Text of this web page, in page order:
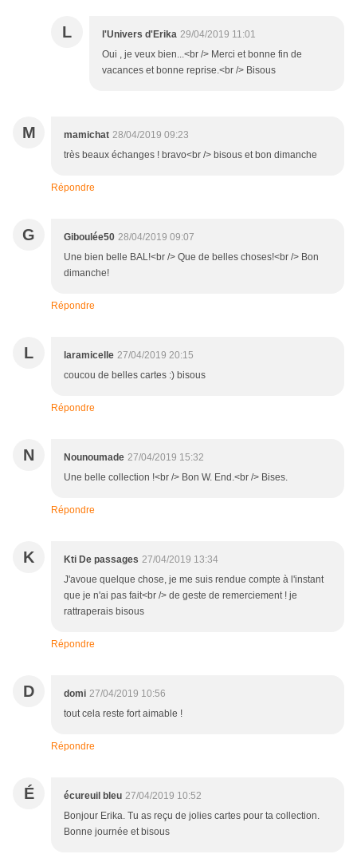
L l'Univers d'Erika 29/04/2019 11:01
Oui , je veux bien...<br /> Merci et bonne fin de
vacances et bonne reprise.<br /> Bisous
M mamichat 28/04/2019 09:23
très beaux échanges ! bravo<br /> bisous et bon dimanche
Répondre
G Giboulée50 28/04/2019 09:07
Une bien belle BAL!<br /> Que de belles choses!<br /> Bon
dimanche!
Répondre
L laramicelle 27/04/2019 20:15
coucou de belles cartes :) bisous
Répondre
N Nounoumade 27/04/2019 15:32
Une belle collection !<br /> Bon W. End.<br /> Bises.
Répondre
K Kti De passages 27/04/2019 13:34
J'avoue quelque chose, je me suis rendue compte à l'instant
que je n'ai pas fait<br /> de geste de remerciement ! je
rattraperais bisous
Répondre
D domi 27/04/2019 10:56
tout cela reste fort aimable !
Répondre
É écureuil bleu 27/04/2019 10:52
Bonjour Erika. Tu as reçu de jolies cartes pour ta collection.
Bonne journée et bisous